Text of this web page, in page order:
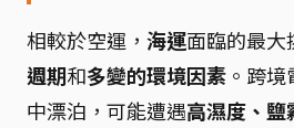
相較於空運， 海運面臨的最大
週期和多變的環境因素 。跨
中漂泊，可能遭遇高濕度、鹽